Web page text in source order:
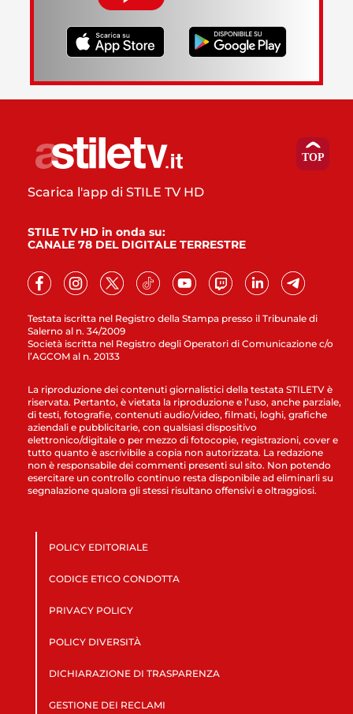
Testata iscritta nel Registro della Stampa presso il Tribunale di
Salerno al n. 34/2009
Società iscritta nel Registro degli Operatori di Comunicazione c/o
l’AGCOM al n. 20133
Scarica l'app di STILE TV HD
STILE TV HD in onda su:
CANALE 78 DEL DIGITALE TERRESTRE
La riproduzione dei contenuti giornalistici della testata STILETV è
riservata. Pertanto, è vietata la riproduzione e l’uso, anche parziale,
di testi, fotografie, contenuti audio/video, filmati, loghi, grafiche
aziendali e pubblicitarie, con qualsiasi dispositivo
elettronico/digitale o per mezzo di fotocopie, registrazioni, cover e
tutto quanto è ascrivibile a copia non autorizzata. La redazione
non è responsabile dei commenti presenti sul sito. Non potendo
esercitare un controllo continuo resta disponibile ad eliminarli su
segnalazione qualora gli stessi risultano offensivi e oltraggiosi.
POLICY EDITORIALE
CODICE ETICO CONDOTTA
PRIVACY POLICY
POLICY DIVERSITÀ
DICHIARAZIONE DI TRASPARENZA
GESTIONE DEI RECLAMI